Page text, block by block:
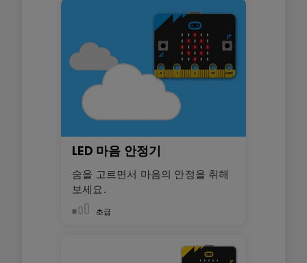
LED 마음 안정기
숨을 고르면서 마음의 안정을 취해
보세요.
초급